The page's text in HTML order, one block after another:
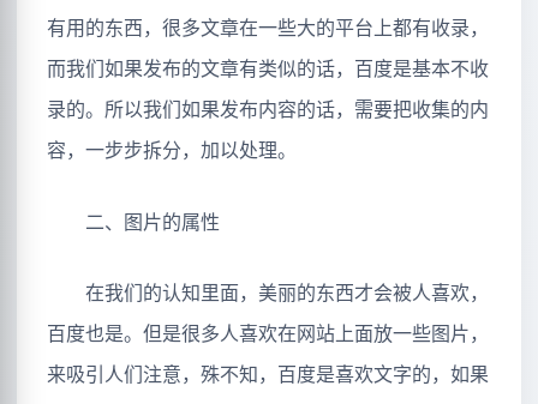
有用的东西，很多文章在一些大的平台上都有收录，
而我们如果发布的文章有类似的话，百度是基本不收
录的。所以我们如果发布内容的话，需要把收集的内
容，一步步拆分，加以处理。
二、图片的属性
在我们的认知里面，美丽的东西才会被人喜欢，
百度也是。但是很多人喜欢在网站上面放一些图片，
来吸引人们注意，殊不知，百度是喜欢文字的，如果